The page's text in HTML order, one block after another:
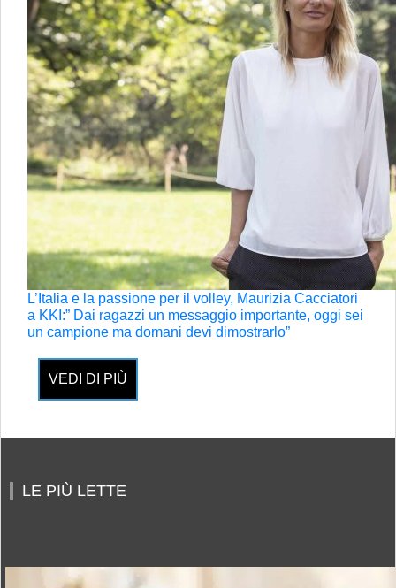
L’Italia e la passione per il volley, Maurizia Cacciatori
a KKI:” Dai ragazzi un messaggio importante, oggi sei
un campione ma domani devi dimostrarlo”
VEDI DI PIÙ
LE PIÙ LETTE